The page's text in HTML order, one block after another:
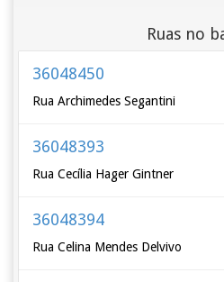
Ruas no
36048450
Rua Archimedes Segantini
36048393
Rua Cecília Hager Gintner
36048394
Rua Celina Mendes Delvivo